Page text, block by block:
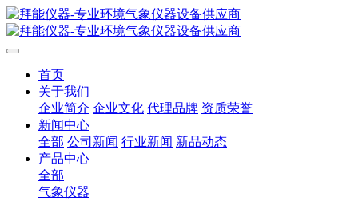
首页
关于我们
企业简介 企业文化 代理品牌 资质荣誉
新闻中心
全部 公司新闻 行业新闻 新品动态
产品中心
全部
气象仪器